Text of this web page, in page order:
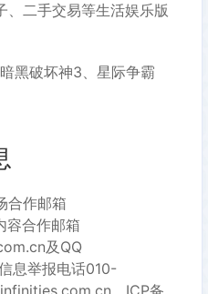
、二手交易等生活娱乐版
黑破坏神3、星际争霸
合作邮箱
容合作邮箱
及QQ
息举报电话010-